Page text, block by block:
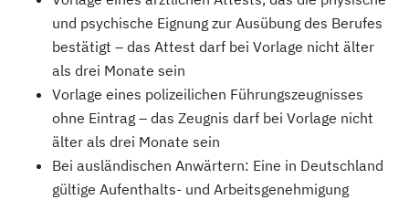
und psychische Eignung zur Ausübung des Berufes
bestätigt – das Attest darf bei Vorlage nicht älter
als drei Monate sein
Vorlage eines polizeilichen Führungszeugnisses
ohne Eintrag – das Zeugnis darf bei Vorlage nicht
älter als drei Monate sein
Bei ausländischen Anwärtern: Eine in Deutschland
gültige Aufenthalts- und Arbeitsgenehmigung